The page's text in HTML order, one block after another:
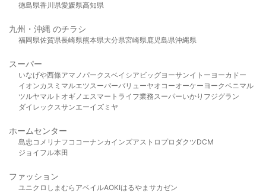
徳島県香川県愛媛県高知県
九州・沖縄 のチラシ
福岡県佐賀県長崎県熊本県大分県宮崎県鹿児島県沖縄県
スーパー
いなげや西條アマノパークスベイシア ビッグヨーサンイトーヨーカドー
イオンカスミ マルエツスーパーバリューヤオコーオーケー ヨークベニマル
ツルヤマルト オギノ エスマート ライフ業務スーパーいかり フジグラン
ダイレックスサンエーイズミヤ
ホームセンター
島忠 コメリ ナフコ コーナンカインズアストロプロダクツDCM
ジョイフル本田
ファッション
ユニクロ しまむら アベイルAOKIはるやま サカゼン